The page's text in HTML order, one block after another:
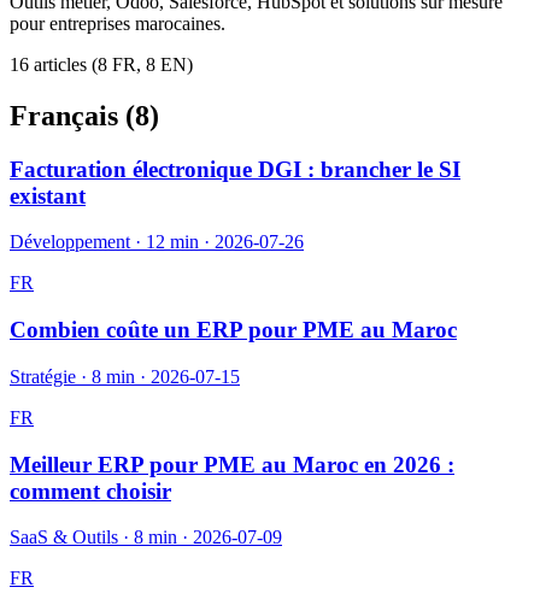
pour entreprises marocaines.
16 articles (8 FR, 8 EN)
Français (8)
Facturation électronique DGI : brancher le SI
existant
Développement · 12 min · 2026-07-26
FR
Combien coûte un ERP pour PME au Maroc
Stratégie · 8 min · 2026-07-15
FR
Meilleur ERP pour PME au Maroc en 2026 :
comment choisir
SaaS & Outils · 8 min · 2026-07-09
FR